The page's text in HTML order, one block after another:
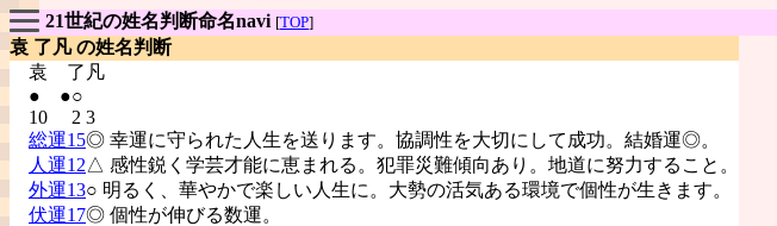
21世紀の姓名判断命名navi [TOP]
袁 了凡 の姓名判断
袁 了凡
● ●○
10 2 3
総運15◎ 幸運に守られた人生を送ります。協調性を大切にして成功。結婚運◎。
人運12△ 感性鋭く学芸才能に恵まれる。犯罪災難傾向あり。地道に努力すること。
外運13○ 明るく、華やかで楽しい人生に。大勢の活気ある環境で個性が生きます。
伏運17◎ 個性が伸びる数運。